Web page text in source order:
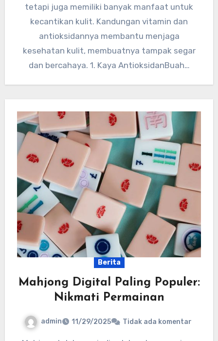
tetapi juga memiliki banyak manfaat untuk
kecantikan kulit. Kandungan vitamin dan
antioksidannya membantu menjaga
kesehatan kulit, membuatnya tampak segar
dan bercahaya. 1. Kaya AntioksidanBuah…
Berita
Mahjong Digital Paling Populer:
Nikmati Permainan
admin 11/29/2025 Tidak ada komentar